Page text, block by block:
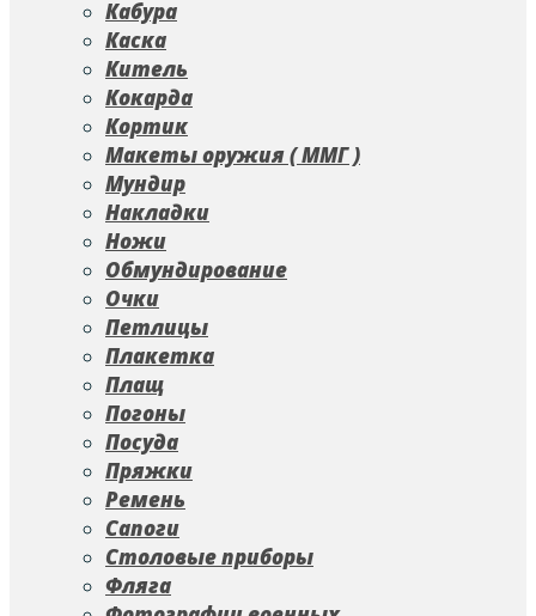
Кабура
Каска
Китель
Кокарда
Кортик
Макеты оружия ( ММГ )
Мундир
Накладки
Ножи
Обмундирование
Очки
Петлицы
Плакетка
Плащ
Погоны
Посуда
Пряжки
Ремень
Сапоги
Столовые приборы
Фляга